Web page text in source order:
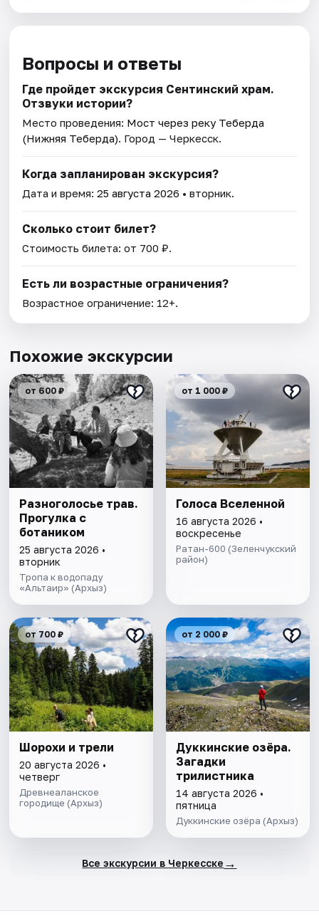
Вопросы и ответы
Где пройдет экскурсия Сентинский храм.
Отзвуки истории?
Место проведения: Мост через реку Теберда
(Нижняя Теберда). Город — Черкесск.
Когда запланирован экскурсия?
Дата и время:25 августа 2026 • вторник.
Сколько стоит билет?
Стоимость билета: от 700 ₽.
Есть ли возрастные ограничения?
Возрастное ограничение: 12+.
Похожие экскурсии
от 600 ₽
Разноголосье трав.
Прогулка с
ботаником
25 августа 2026 •
вторник
Тропа к водопаду
«Альтаир» (Архыз)
от 1 000 ₽
Голоса Вселенной
16 августа 2026 •
воскресенье
Ратан-600 (Зеленчукский
район)
от 700 ₽
Шорохи и трели
20 августа 2026 •
четверг
Древнеаланское
городище (Архыз)
от 2 000 ₽
Дуккинские озёра.
Загадки
трилистника
14 августа 2026 •
пятница
Дуккинские озёра (Архыз)
Все экскурсии в Черкесске →